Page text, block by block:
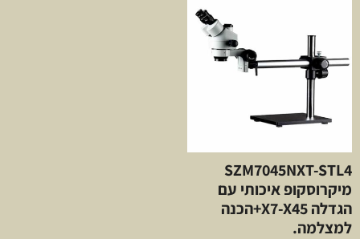
SZM7045NXT-STL4
מיקרוסקופ איכותי עם
הגדלה X7-X45+הכנה
למצלמה.